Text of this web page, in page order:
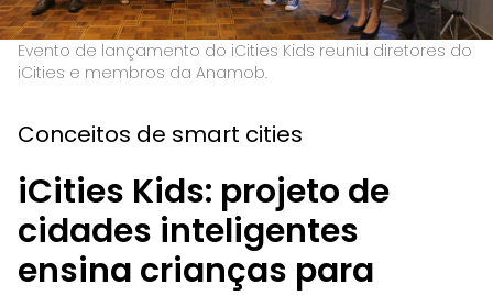
Evento de lançamento do iCities Kids reuniu diretores do
iCities e membros da Anamob.
Conceitos de smart cities
iCities Kids: projeto de
cidades inteligentes
ensina crianças para